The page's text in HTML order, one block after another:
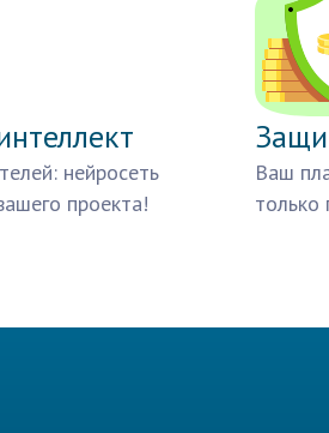
нейросеть
проекта!
Ваш